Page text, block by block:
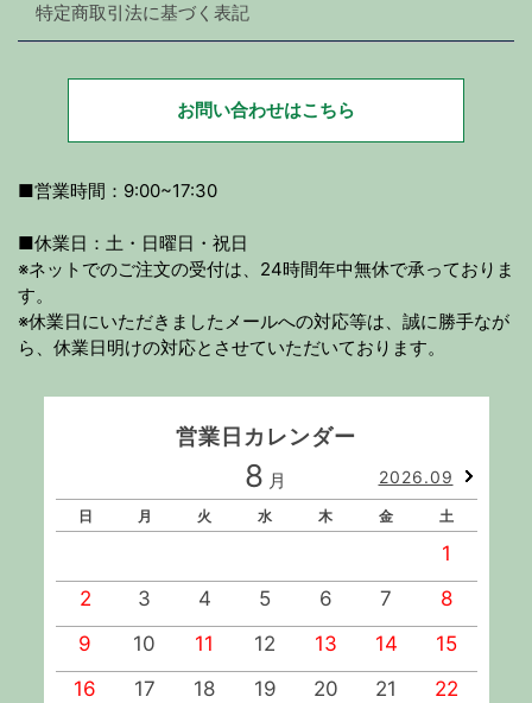
特定商取引法に基づく表記
お問い合わせはこちら
■営業時間：9:00~17:30
■休業日：土・日曜日・祝日
※ネットでのご注文の受付は、24時間年中無休で承っておりま
す。
※休業日にいただきましたメールへの対応等は、誠に勝手なが
ら、休業日明けの対応とさせていただいております。
営業日カレンダー
8 月 2026.09
日 月 火 水 木 金 土
1
2
3 4 5 6 7
8
9
10 11 12 13 14
15
16
17 18 19 20 21
22